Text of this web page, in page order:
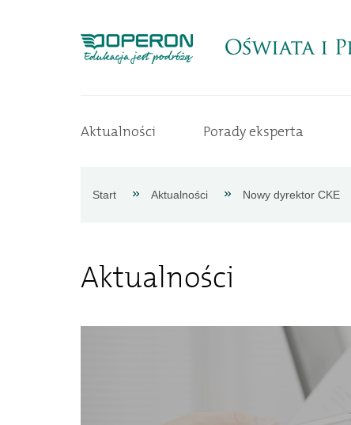
Aktualności
Procedury
Aktualności Porady eksperta
Start Aktualności Nowy dyrektor CKE
Aktualności